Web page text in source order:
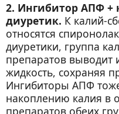
2. Ингибитор АПФ +
диуретик. К калий-
относятся
диуретики, группа
препаратов
жидкость, сохраняя
Ингибиторы АПФ
накоплению калия в